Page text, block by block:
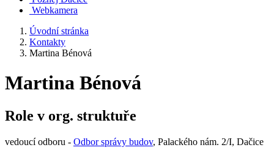
Webkamera
Úvodní stránka
Kontakty
Martina Bénová
Martina Bénová
Role v org. struktuře
vedoucí odboru - Odbor správy budov, Palackého nám. 2/I, Dačice